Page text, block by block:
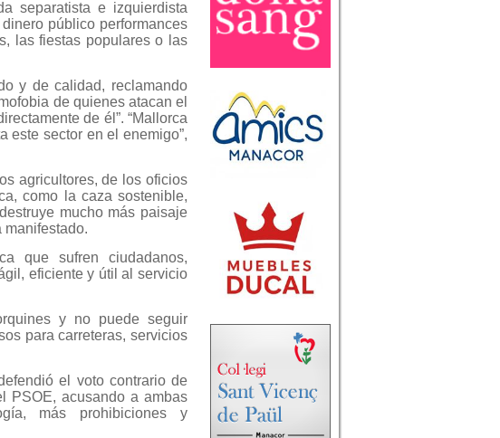
separatista e izquierdista
público performances
las fiestas populares o las
y de calidad, reclamando
de quienes atacan el
de él”. “Mallorca
este sector en el enemigo”,
agricultores, de los oficios
como la caza sostenible,
mucho más paisaje
manifestado.
que sufren ciudadanos,
eficiente y útil al servicio
y no puede seguir
para carreteras, servicios
el voto contrario de
PSOE, acusando a ambas
más prohibiciones y